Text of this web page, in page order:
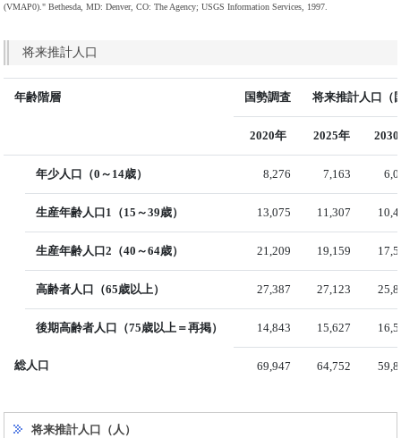
(VMAP0)." Bethesda, MD: Denver, CO: The Agency; USGS Information Services, 1997.
将来推計人口
年齢階層 国勢調査 将来推計人口（
2020年 2025年
年少人口（0～14歳） 8,276 7,163
生産年齢人口1（15～39歳） 13,075 11,307
生産年齢人口2（40～64歳） 21,209 19,159
高齢者人口（65歳以上） 27,387 27,123
後期高齢者人口（75歳以上＝再掲） 14,843 15,627
総人口 69,947 64,752
将来推計人口（人）